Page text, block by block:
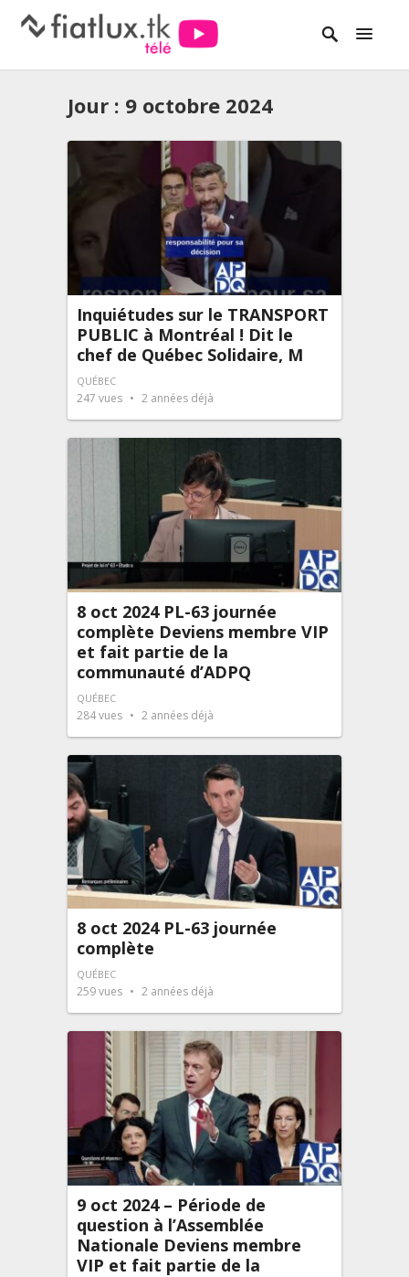
Jour : 9 octobre 2024
Inquiétudes sur le TRANSPORT
PUBLIC à Montréal ! Dit le
chef de Québec Solidaire, M
QUÉBEC
247 vues 2 années déjà
8 oct 2024 PL-63 journée
complète Deviens membre VIP
et fait partie de la
communauté d’ADPQ
QUÉBEC
284vues 2 années déjà
8 oct 2024 PL-63 journée
complète
QUÉBEC
259vues 2 années déjà
9 oct 2024 – Période de
question à l’Assemblée
Nationale Deviens membre
VIP et fait partie de la